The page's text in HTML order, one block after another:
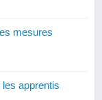
mesures
apprentis